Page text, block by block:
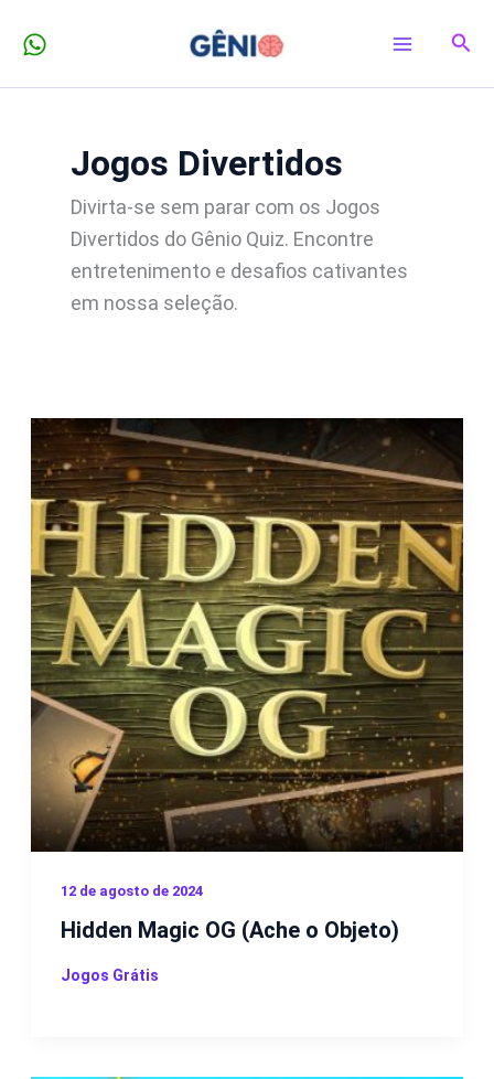
para
Jogos Divertidos
Divirta-se sem parar com os Jogos
Divertidos do Gênio Quiz. Encontre
entretenimento e desafios cativantes
em nossa seleção.
12 de agosto de 2024
Hidden Magic OG (Ache o Objeto)
Jogos Grátis